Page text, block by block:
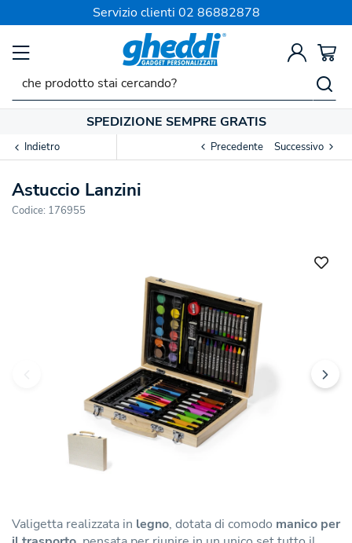
Servizio clienti 02 86882878
SPEDIZIONE SEMPRE GRATIS
Indietro Precedente Successivo
Astuccio Lanzini
Codice: 176955
Valigetta realizzata in legno, dotata di comodo manico per